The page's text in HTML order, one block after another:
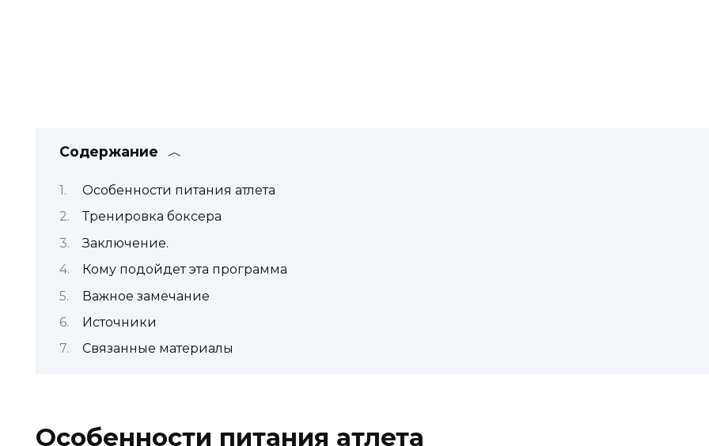
Содержание
Особенности питания атлета
Тренировка боксера
Заключение.
Кому подойдет эта программа
Важное замечание
Источники
Связанные материалы
Особенности питания атлета